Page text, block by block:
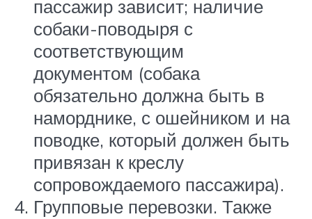
пассажир зависит; наличие
собаки-поводыря с
соответствующим
документом (собака
обязательно должна быть в
наморднике, с ошейником и на
поводке, который должен быть
привязан к креслу
сопровождаемого пассажира).
Групповые перевозки. Также